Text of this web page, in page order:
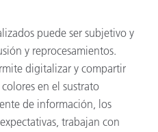
puede ser subjetivo y
y reprocesamientos.
digitalizar y compartir
en el sustrato
de información, los
trabajan con